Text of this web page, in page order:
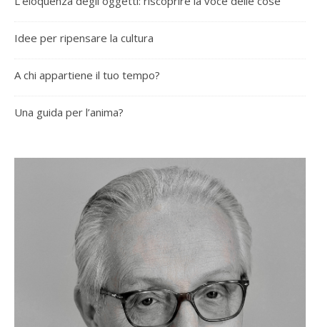
Idee per ripensare la cultura
A chi appartiene il tuo tempo?
Una guida per l’anima?